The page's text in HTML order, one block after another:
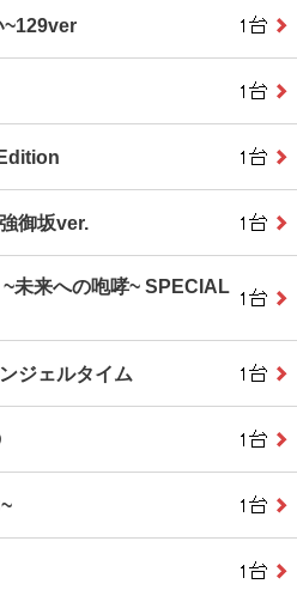
~129ver
御坂ver.
未来への咆哮~ SPECIAL
ジェルタイム